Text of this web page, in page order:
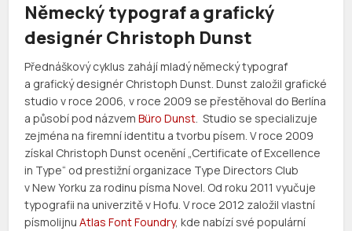
Německý typograf a grafický
designér Christoph Dunst
Přednáškový cyklus zahájí mladý německý typograf
a grafický designér Christoph Dunst. Dunst založil grafické
studio v roce 2006, v roce 2009 se přestěhoval do Berlína
a působí pod názvemBüro Dunst. Studio se specializuje
zejména na firemní identitu a tvorbu písem. V roce 2009
získal Christoph Dunst ocenění „Certificate of Excellence
in Type“ od prestižní organizace Type Directors Club
v New Yorku za rodinu písma Novel. Od roku 2011 vyučuje
typografii na univerzitě v Hofu. V roce 2012 založil vlastní
písmolijnuAtlas Font Foundry, kde nabízí své populární